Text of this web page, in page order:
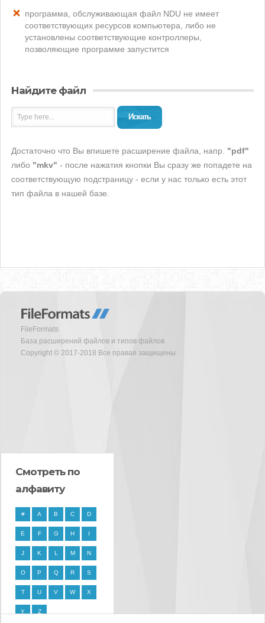
программа, обслуживающая файл NDU не имеет
соответствующих ресурсов компьютера, либо не
установлены соответствующие контроллеры,
позволяющие программе запустится
Найдите файл
Искать
Достаточно что Вы впишете расширение файла, напр. "pdf"
либо "mkv" - после нажатия кнопки Вы сразу же попадете на
соответствующую подстраницу - если у нас только есть этот
тип файла в нашей базе.
FileFormats
База расширений файлов и типов файлов
Copyright © 2017-2018 Все правая защищены
Смотреть по
алфавиту
# A B C D
E F G H I
J K L M N
O P Q R S
T U V W X
Y Z